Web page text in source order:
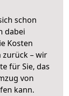
schon
dabei
Kosten
zurück – wir
für Sie, das
von
kann.